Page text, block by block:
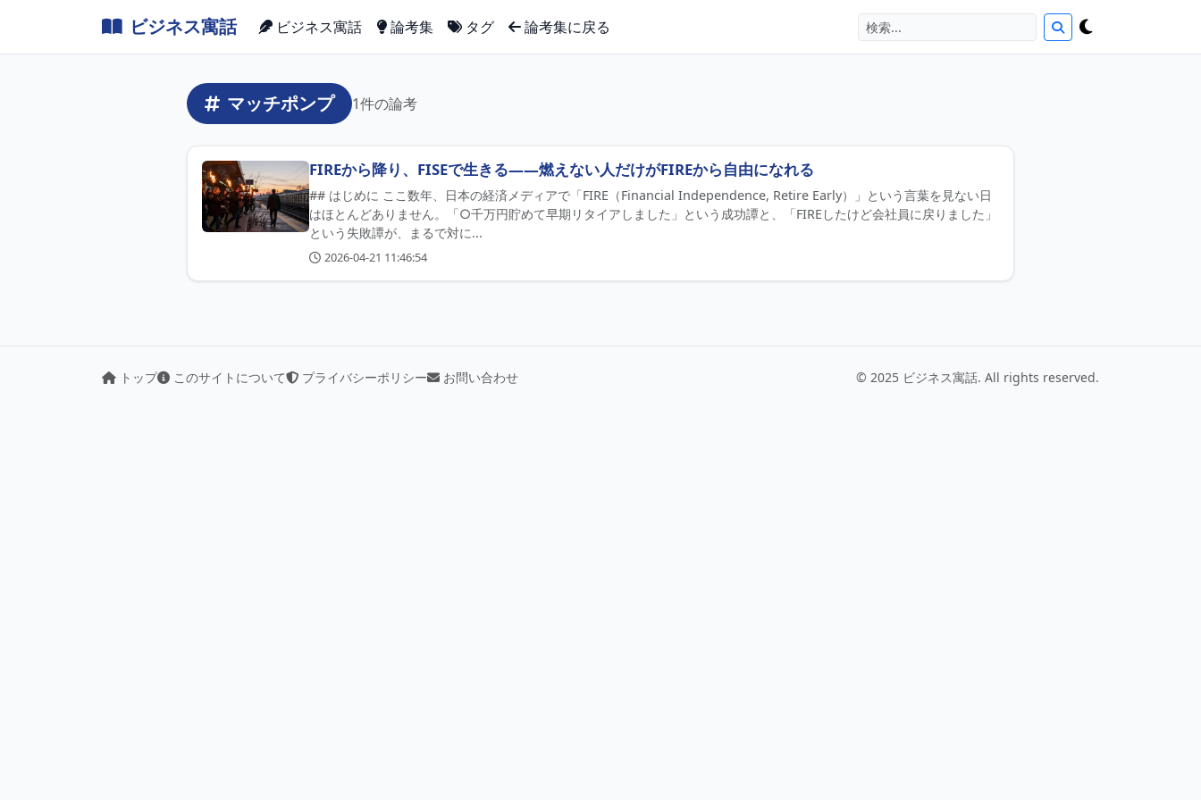
ビジネス寓話 ビジネス寓話 論考集 タグ 論考集に戻る
マッチポンプ 1件の論考
FIREから降り、FISEで生きる――燃えない人だけがFIREから自由になれる
## はじめに ここ数年、日本の経済メディアで「FIRE（Financial Independence, Retire Early）」という言葉を見ない日
はほとんどありません。「○千万円貯めて早期リタイアしました」という成功譚と、「FIREしたけど会社員に戻りました」
という失敗譚が、まるで対に...
2026-04-21 11:46:54
トップ このサイトについて プライバシーポリシー お問い合わせ © 2025 ビジネス寓話. All rights reserved.